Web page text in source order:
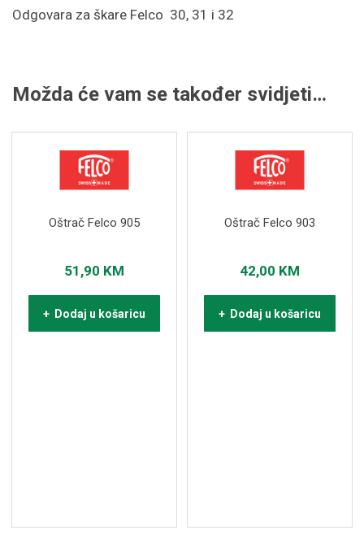
Odgovara za škare Felco 30, 31 i 32
Možda će vam se također svidjeti…
Oštrač Felco 905
51,90 KM
+ Dodaj u košaricu
Oštrač Felco 903
42,00 KM
+ Dodaj u košaricu